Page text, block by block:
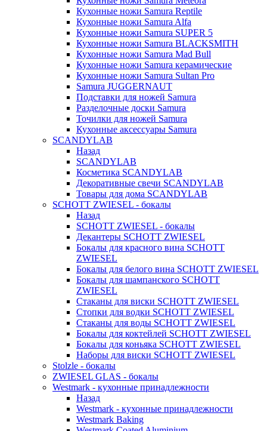
Кухонные ножи Samura Reptile
Кухонные ножи Samura Alfa
Кухонные ножи Samura SUPER 5
Кухонные ножи Samura BLACKSMITH
Кухонные ножи Samura Mad Bull
Кухонные ножи Samura керамические
Кухонные ножи Samura Sultan Pro
Samura JUGGERNAUT
Подставки для ножей Samura
Разделочные доски Samura
Точилки для ножей Samura
Кухонные аксессуары Samura
SCANDYLAB
Назад
SCANDYLAB
Косметика SCANDYLAB
Декоративные свечи SCANDYLAB
Товары для дома SCANDYLAB
SCHOTT ZWIESEL - бокалы
Назад
SCHOTT ZWIESEL - бокалы
Декантеры SCHOTT ZWIESEL
Бокалы для красного вина SCHOTT
ZWIESEL
Бокалы для белого вина SCHOTT ZWIESEL
Бокалы для шампанского SCHOTT
ZWIESEL
Стаканы для виски SCHOTT ZWIESEL
Стопки для водки SCHOTT ZWIESEL
Стаканы для воды SCHOTT ZWIESEL
Бокалы для коктейлей SCHOTT ZWIESEL
Бокалы для коньяка SCHOTT ZWIESEL
Наборы для виски SCHOTT ZWIESEL
Stolzle - бокалы
ZWIESEL GLAS - бокалы
Westmark - кухонные принадлежности
Назад
Westmark - кухонные принадлежности
Westmark Baking